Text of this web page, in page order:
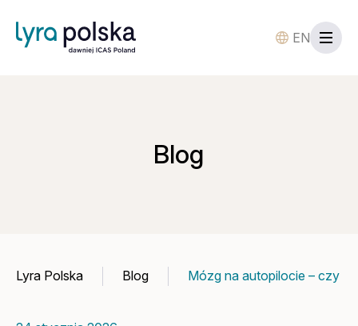
EN
Blog
Lyra Polska Blog Mózg na autopilocie – czy AI